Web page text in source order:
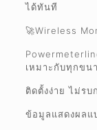
ได้ทันที
🚀Wireless
เหมาะกับทุกขน
ติดตั้งง่าย ไม่รบ
ข้อมูลแสดงผลแ